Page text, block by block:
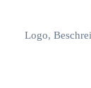
Logo,